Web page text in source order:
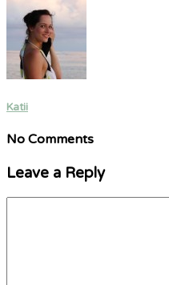
Katii
No Comments
Leave a Reply